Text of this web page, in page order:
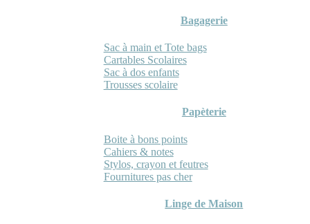
Bagagerie
Sac à main et Tote bags
Cartables Scolaires
Sac à dos enfants
Trousses scolaire
Papèterie
Boite à bons points
Cahiers & notes
Stylos, crayon et feutres
Fournitures pas cher
Linge de Maison